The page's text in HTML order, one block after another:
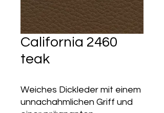
California 2460
teak
Weiches Dickleder mit einem
unnachahmlichen Griff und